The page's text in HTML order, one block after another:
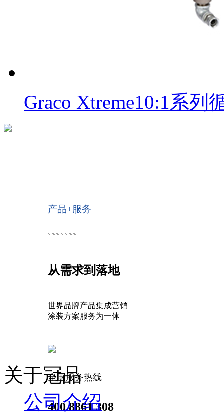
Graco Xtreme10:1系列
产品+服务
从需求到落地
世界品牌产品集成营销
涂装方案服务为一体
全国服务热线
400 8861 308
关于冠品
公司介绍